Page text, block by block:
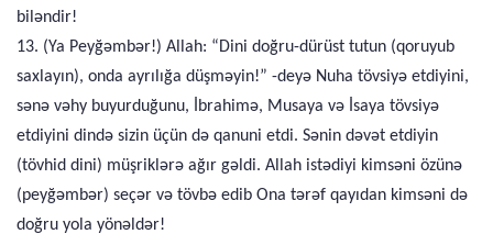
biləndir!
13. (Ya Peyğəmbər!) Allah: “Dini doğru-dürüst tutun (qoruyub
saxlayın), onda ayrılığa düşməyin!” -deyə Nuha tövsiyə etdiyini,
sənə vəhy buyurduğunu, İbrahimə, Musaya və İsaya tövsiyə
etdiyini dində sizin üçün də qanuni etdi. Sənin dəvət etdiyin
(tövhid dini) müşriklərə ağır gəldi. Allah istədiyi kimsəni özünə
(peyğəmbər) seçər və tövbə edib Ona tərəf qayıdan kimsəni də
doğru yola yönəldər!